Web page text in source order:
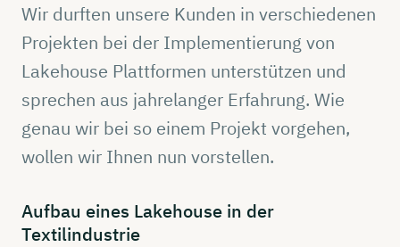
Wir durften unsere Kunden in verschiedenen
Projekten bei der Implementierung von
Lakehouse Plattformen unterstützen und
sprechen aus jahrelanger Erfahrung. Wie
genau wir bei so einem Projekt vorgehen,
wollen wir Ihnen nun vorstellen.
Aufbau eines Lakehouse in der
Textilindustrie